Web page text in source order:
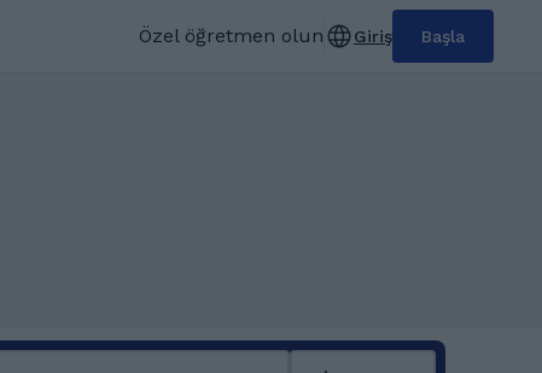
Özel öğretmen olun Giriş Başla